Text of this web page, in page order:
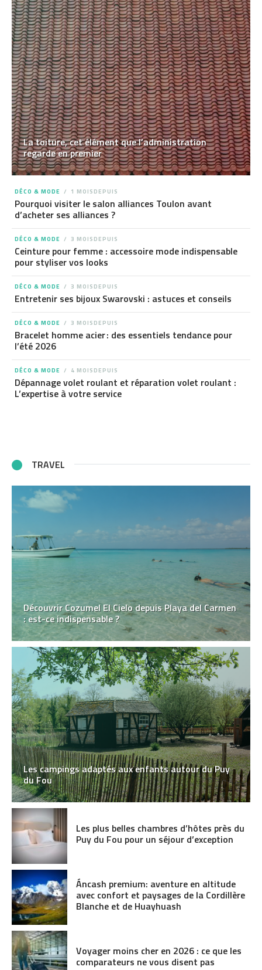
La toiture, cet élément que l’administration
regarde en premier
DÉCO & MODE 1 MOISDEPUIS
Pourquoi visiter le salon alliances Toulon avant
d’acheter ses alliances ?
DÉCO & MODE 3 MOISDEPUIS
Ceinture pour femme : accessoire mode indispensable
pour styliser vos looks
DÉCO & MODE 3 MOISDEPUIS
Entretenir ses bijoux Swarovski : astuces et conseils
DÉCO & MODE 3 MOISDEPUIS
Bracelet homme acier : des essentiels tendance pour
l’été 2026
DÉCO & MODE 4 MOISDEPUIS
Dépannage volet roulant et réparation volet roulant :
L’expertise à votre service
TRAVEL
Découvrir Cozumel El Cielo depuis Playa del Carmen
: est-ce indispensable ?
Les campings adaptés aux enfants autour du Puy
du Fou
Les plus belles chambres d’hôtes près du
Puy du Fou pour un séjour d’exception
Áncash premium: aventure en altitude
avec confort et paysages de la Cordillère
Blanche et de Huayhuash
Voyager moins cher en 2026 : ce que les
comparateurs ne vous disent pas